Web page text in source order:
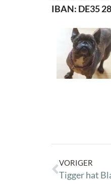
IBAN: DE35
VORIGER
Tigger hat